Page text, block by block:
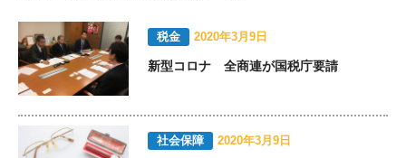
税金 2020年3月9日
新型コロナ 全商連が国税庁要請
社会保障 2020年3月9日